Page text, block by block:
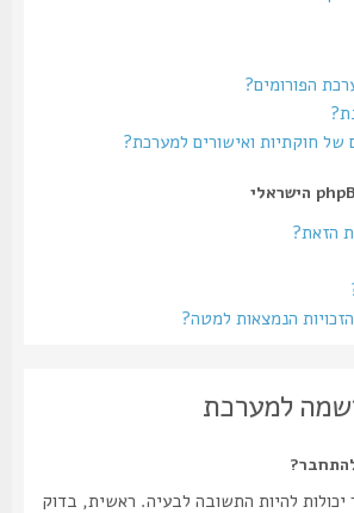
ואישורים למערכת?
הנמצאות למטה?
למערכת
להיות התשובה לבעיה. ראשית, בדוק